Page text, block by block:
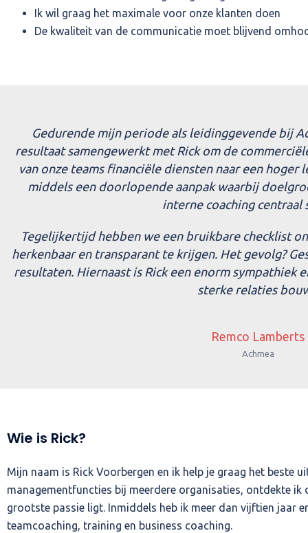
Ik wil graag het maximale voor onze klanten doen
De kwaliteit van de communicatie moet blijvend
Gedurende mijn periode als leidinggevende bij
resultaat samengewerkt met Rick om de
van onze teams financiële diensten naar een
middels een doorlopende aanpak waarbij
interne coaching centraal
Tegelijkertijd hebben we een bruikbare checklist
herkenbaar en transparant te krijgen. Het gevolg?
resultaten. Hiernaast is Rick een enorm sympathiek
sterke relaties
Remco Lamberts
Achmea
Wie is Rick?
Mijn naam is Rick Voorbergen en ik help je graag het beste
managementfuncties bij meerdere organisaties, ontdekte
grootste passie ligt. Inmiddels heb ik meer dan vijftien jaar
teamcoaching, training en business coaching.